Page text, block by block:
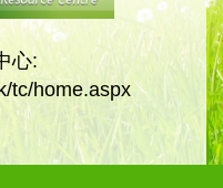
心:
tc/home.aspx